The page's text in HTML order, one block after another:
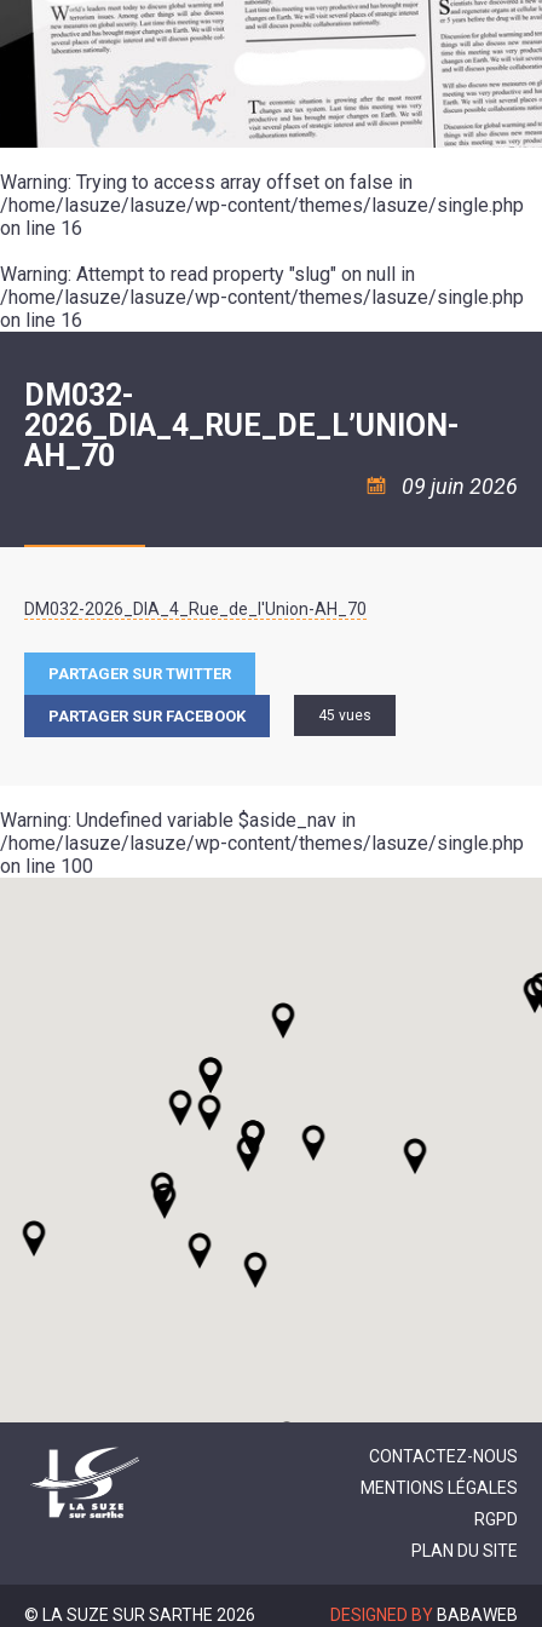
20ÈME
SIÈCLE
RÉUNIONS
DU
CONSEIL
MUNICIPAL
ARRÊTÉS
DÉCISIONS
MAIRE
MOT
DE
LA
MINORITÉ
LES
ÉCOLES
COLLÈGE
ESPACE
JEUNES
11
18
:
ASSOCIATION
COULÉE
DOUCE
ENVIRONNEMENT
L'EAU
L'ASSAINISSEMENT
RÉSIDENCE
AUTONOMIE
LE
CCAS
LA
POLICE
SÉCURITÉ
/
RISQUES
MAJEURS
MUSIQUE
L'ÉCOLE
COMMUNAUTAIRE
DANSE
PISCINE
ASSOCIATIONS
VOIE
VERTE
VISITES
DÉCOUVERTES
LES
RANDONNÉES
LE
POUR
CAMPING-
CARS
TENTES
CARAVANES
LA
HALTE
FLUVIALE
LA
SUZE
Warning: Trying to access array offset on false in
/home/lasuze/lasuze/wp-content/themes/lasuze/single.php
on line 16
Warning: Attempt to read property "slug" on null in
/home/lasuze/lasuze/wp-content/themes/lasuze/single.php
on line 16
DM032-
2026_DIA_4_RUE_DE_L’UNION-
AH_70
09 juin 2026
DM032-2026_DIA_4_Rue_de_l'Union-AH_70
PARTAGER SUR TWITTER
PARTAGER SUR FACEBOOK 45 vues
Warning: Undefined variable $aside_nav in
/home/lasuze/lasuze/wp-content/themes/lasuze/single.php
on line 100
CONTACTEZ-NOUS
MENTIONS LÉGALES
RGPD
PLAN DU SITE
© LA SUZE SUR SARTHE 2026 DESIGNED BY BABAWEB